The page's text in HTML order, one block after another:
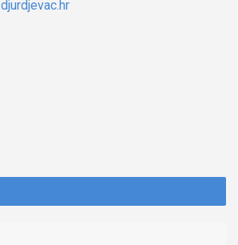
djurdjevac.hr